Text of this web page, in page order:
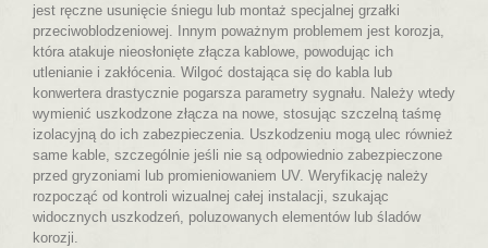
jest ręczne usunięcie śniegu lub montaż specjalnej grzałki
przeciwoblodzeniowej. Innym poważnym problemem jest korozja,
która atakuje nieosłonięte złącza kablowe, powodując ich
utlenianie i zakłócenia. Wilgoć dostająca się do kabla lub
konwertera drastycznie pogarsza parametry sygnału. Należy wtedy
wymienić uszkodzone złącza na nowe, stosując szczelną taśmę
izolacyjną do ich zabezpieczenia. Uszkodzeniu mogą ulec również
same kable, szczególnie jeśli nie są odpowiednio zabezpieczone
przed gryzoniami lub promieniowaniem UV. Weryfikację należy
rozpocząć od kontroli wizualnej całej instalacji, szukając
widocznych uszkodzeń, poluzowanych elementów lub śladów
korozji.